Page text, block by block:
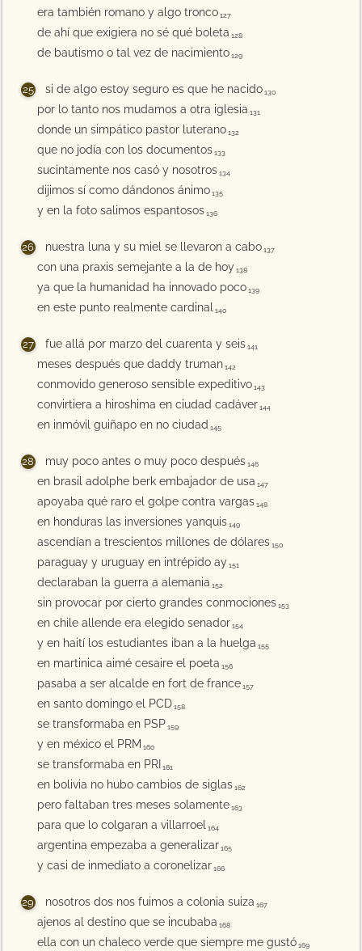
era también romano y algo tronco 127
de ahí que exigiera no sé qué boleta 128
de bautismo o tal vez de nacimiento 129
si de algo estoy seguro es que he nacido 130
por lo tanto nos mudamos a otra iglesia 131
donde un simpático pastor luterano 132
que no jodía con los documentos 133
sucintamente nos casó y nosotros 134
dijimos sí como dándonos ánimo 135
y en la foto salimos espantosos 136
nuestra luna y su miel se llevaron a cabo 137
con una praxis semejante a la de hoy 138
ya que la humanidad ha innovado poco 139
en este punto realmente cardinal 140
fue allá por marzo del cuarenta y seis 141
meses después que daddy truman 142
conmovido generoso sensible expeditivo 143
convirtiera a hiroshima en ciudad cadáver 144
en inmóvil guiñapo en no ciudad 145
muy poco antes o muy poco después 146
en brasil adolphe berk embajador de usa 147
apoyaba qué raro el golpe contra vargas 148
en honduras las inversiones yanquis 149
ascendían a trescientos millones de dólares 150
paraguay y uruguay en intrépido ay 151
declaraban la guerra a alemania 152
sin provocar por cierto grandes conmociones 153
en chile allende era elegido senador 154
y en haití los estudiantes iban a la huelga 155
en martinica aimé cesaire el poeta 156
pasaba a ser alcalde en fort de france 157
en santo domingo el PCD 158
se transformaba en PSP 159
y en méxico el PRM 160
se transformaba en PRI 161
en bolivia no hubo cambios de siglas 162
pero faltaban tres meses solamente 163
para que lo colgaran a villarroel 164
argentina empezaba a generalizar 165
y casi de inmediato a coronelizar 166
nosotros dos nos fuimos a colonia suiza 167
ajenos al destino que se incubaba 168
ella con un chaleco verde que siempre me gustó 169